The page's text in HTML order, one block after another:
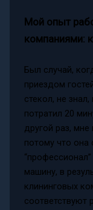
Мой опыт
компаниями:
Был случай,
приездом
стекол, не
потратил 20
другой раз,
потому что она
машину, в
клининговых
соответствуют